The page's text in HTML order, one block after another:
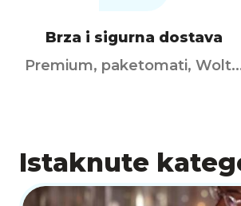
Brza i sigurna dostava
Premium, paketomati,
Istaknute